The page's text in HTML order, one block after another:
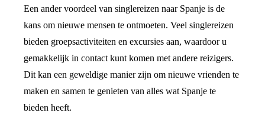
Een ander voordeel van singlereizen naar Spanje is de
kans om nieuwe mensen te ontmoeten. Veel singlereizen
bieden groepsactiviteiten en excursies aan, waardoor u
gemakkelijk in contact kunt komen met andere reizigers.
Dit kan een geweldige manier zijn om nieuwe vrienden te
maken en samen te genieten van alles wat Spanje te
bieden heeft.